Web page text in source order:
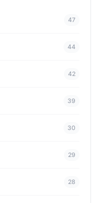
47
44
42
39
30
29
28